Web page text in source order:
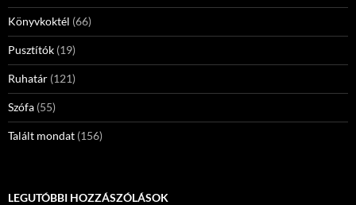
Könyvkoktél (66)
Pusztítók (19)
Ruhatár (121)
Szófa (55)
Talált mondat (156)
LEGUTÓBBI HOZZÁSZÓLÁSOK